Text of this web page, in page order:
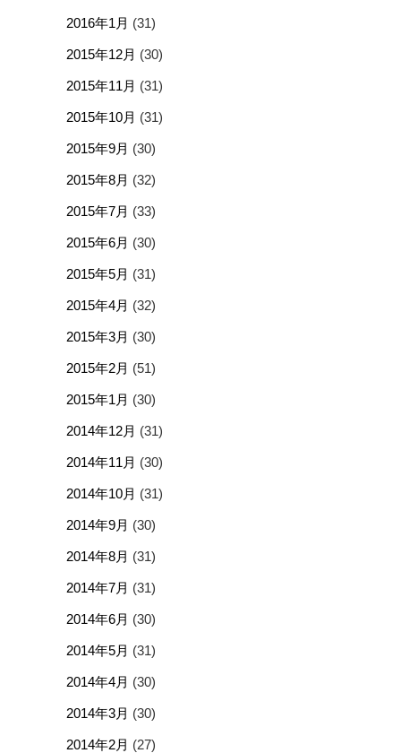
2016年1月 (31)
2015年12月 (30)
2015年11月 (31)
2015年10月 (31)
2015年9月 (30)
2015年8月 (32)
2015年7月 (33)
2015年6月 (30)
2015年5月 (31)
2015年4月 (32)
2015年3月 (30)
2015年2月 (51)
2015年1月 (30)
2014年12月 (31)
2014年11月 (30)
2014年10月 (31)
2014年9月 (30)
2014年8月 (31)
2014年7月 (31)
2014年6月 (30)
2014年5月 (31)
2014年4月 (30)
2014年3月 (30)
2014年2月 (27)